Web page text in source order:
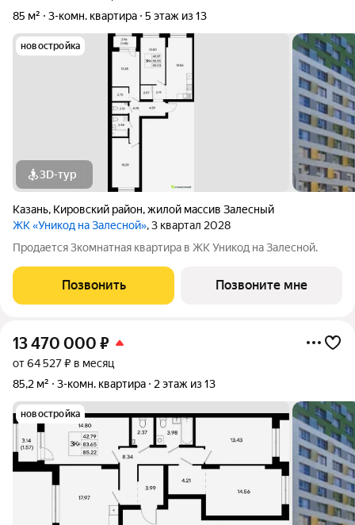
85 м²
3-комн. квартира 5 этаж из 13
новостройка
3D-тур
Казань, Кировский район,жилой массив Залесный
ЖК «Уникод на Залесной», 3 квартал 2028
Продается 3комнатная квартира в ЖК Уникод на Залесной.
Позвонить Позвоните мне
13 470 000 ₽
от 64 527 ₽ в месяц
85,2 м²
3-комн. квартира 2 этаж из 13
новостройка